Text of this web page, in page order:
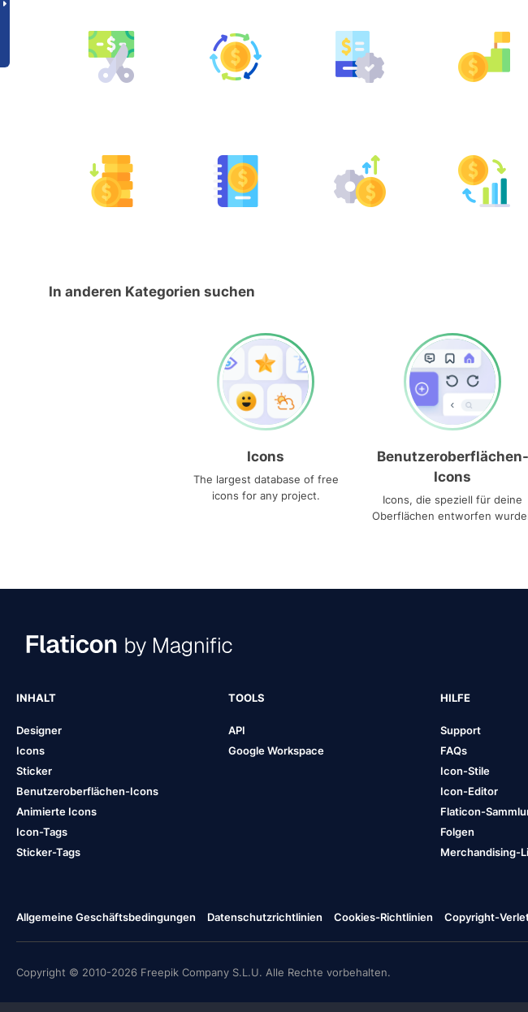
In anderen Kategorien suchen
Icons
The largest database of free
icons for any project.
Benutzeroberflächen-
Icons
Icons, die speziell für deine
Oberflächen entworfen
INHALT
Designer
Icons
Sticker
Benutzeroberflächen-Icons
Animierte Icons
Icon-Tags
Sticker-Tags
TOOLS
API
Google Workspace
HILFE
Support
FAQs
Icon-Stile
Icon-Editor
Flaticon-
Folgen
Merchandising-
Allgemeine Geschäftsbedingungen Datenschutzrichtlinien Cookies-Richtlinien Copyright-
Copyright © 2010-2026 Freepik Company S.L.U. Alle Rechte vorbehalten.